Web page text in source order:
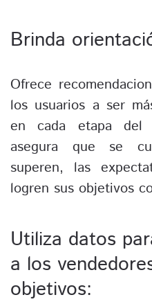
Brinda
Ofrece
los usuarios a ser
en cada etapa
asegura que se
superen, las
logren sus objetivos
Utiliza datos
a los
objetivos: